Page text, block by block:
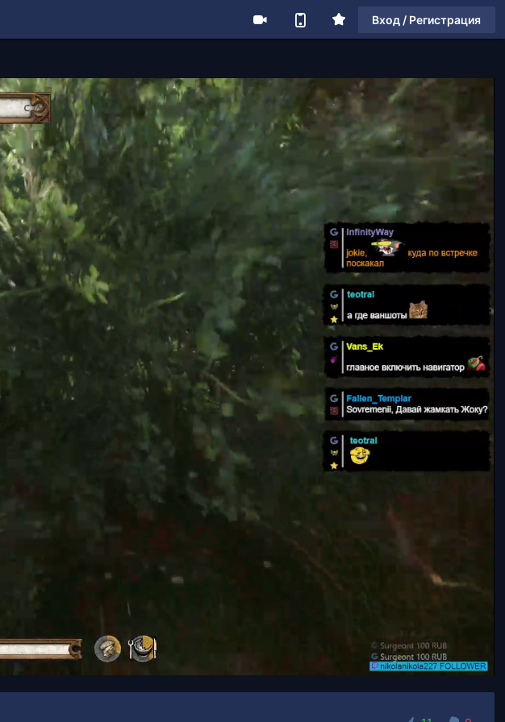
Вход / Регистрация